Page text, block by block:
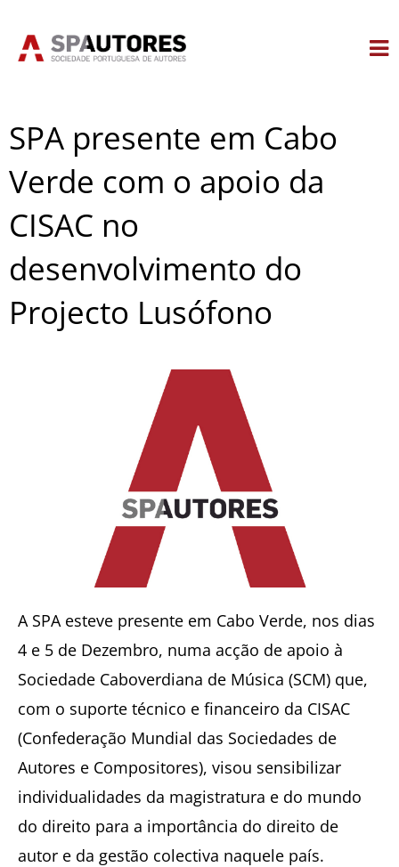
SPA presente em Cabo
Verde com o apoio da
CISAC no
desenvolvimento do
Projecto Lusófono
A SPA esteve presente em Cabo Verde, nos dias
4 e 5 de Dezembro, numa acção de apoio à
Sociedade Caboverdiana de Música (SCM) que,
com o suporte técnico e financeiro da CISAC
(Confederação Mundial das Sociedades de
Autores e Compositores), visou sensibilizar
individualidades da magistratura e do mundo
do direito para a importância do direito de
autor e da gestão colectiva naquele país.